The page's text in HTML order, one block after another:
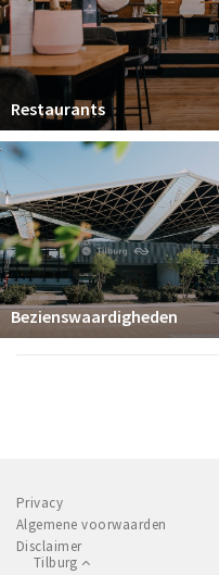
Restaurants
Bezienswaardigheden
Privacy
Algemene voorwaarden
Disclaimer
Tilburg